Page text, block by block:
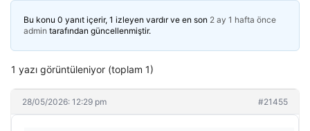
Bu konu 0 yanıt içerir, 1 izleyen vardır ve en son 2 ay 1 hafta önce
admin tarafından güncellenmiştir.
1 yazı görüntüleniyor (toplam 1)
28/05/2026: 12:29 pm #21455